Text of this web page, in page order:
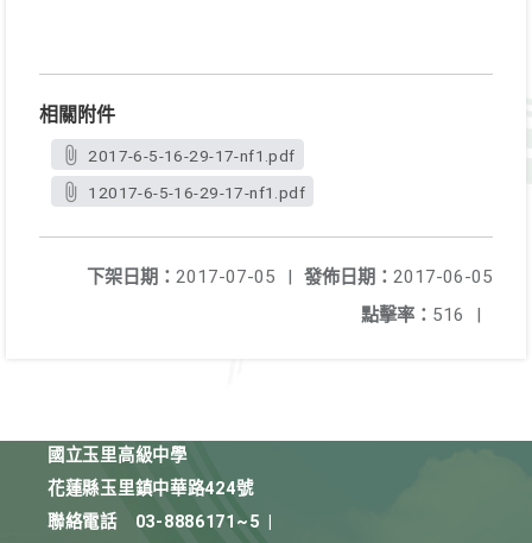
相關附件
2017-6-5-16-29-17-nf1.pdf
12017-6-5-16-29-17-nf1.pdf
發佈日期： 2017-06-05
下架日期： 2017-07-05
|
點擊率： 516 |
國立玉里高級中學
花蓮縣玉里鎮中華路424號
聯絡電話
03-8886171~5